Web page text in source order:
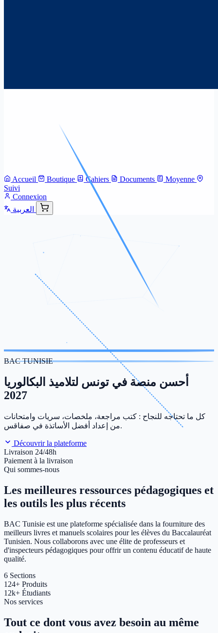
Accueil Boutique Cahiers Documents
Moyenne
Suivi
Connexion
العربية
BAC TUNISIE
أحسن منصة في تونس لتلاميذ البكالوريا
2027
كل ما تحتاجه للنجاح : كتب مراجعة، ملخصات، سريات وامتحانات
من إعداد أفضل الأساتذة في صفاقس.
Découvrir la plateforme
Livraison 24/48h
Paiement à la livraison
Qui sommes-nous
Les meilleures ressources pédagogiques et
les outils les plus récents
BAC Tunisie est une plateforme spécialisée dans la fourniture des
meilleurs livres et manuels scolaires pour les élèves du Baccalauréat
Tunisien. Nous collaborons avec une élite de professeurs et
d'inspecteurs pédagogiques pour offrir un contenu éducatif de haute
qualité.
6 Sections
124+ Produits
12k+ Étudiants
Nos services
Tout ce dont vous avez besoin au même